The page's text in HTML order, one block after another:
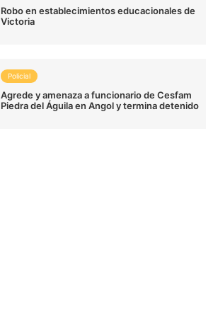
Robo en establecimientos educacionales de
Victoria
Policial
Agrede y amenaza a funcionario de Cesfam
Piedra del Águila en Angol y termina detenido